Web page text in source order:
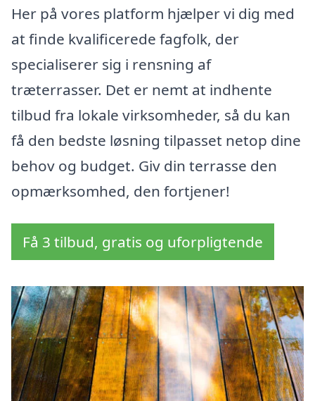
Her på vores platform hjælper vi dig med
at finde kvalificerede fagfolk, der
specialiserer sig i rensning af
træterrasser. Det er nemt at indhente
tilbud fra lokale virksomheder, så du kan
få den bedste løsning tilpasset netop dine
behov og budget. Giv din terrasse den
opmærksomhed, den fortjener!
Få 3 tilbud, gratis og uforpligtende